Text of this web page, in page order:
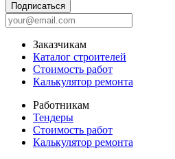
Подписаться
Заказчикам
Каталог строителей
Стоимость работ
Калькулятор ремонта
Работникам
Тендеры
Стоимость работ
Калькулятор ремонта